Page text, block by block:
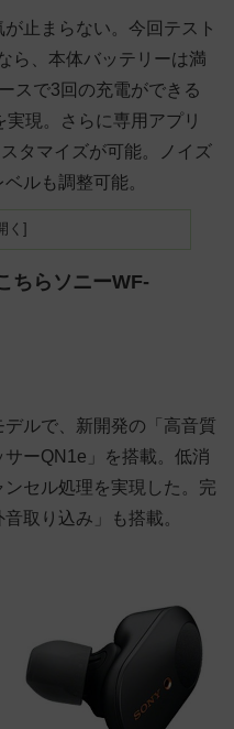
止まらない。今回テスト
ら、本体バッテリーは満
スで3回の充電ができる
現。さらに専用アプリ
タマイズが可能。ノイズ
ルも調整可能。
ちらソニーWF-
ルで、新開発の「高音質
ーQN1e」を搭載。低消
セル処理を実現した。完
取り込み」も搭載。